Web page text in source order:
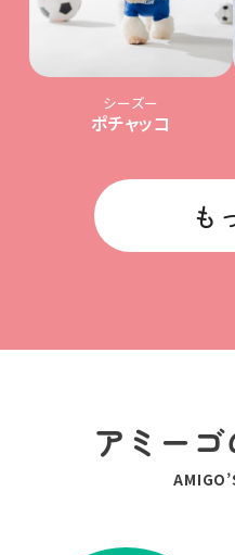
シーズー
ポチャッコ
も
アミー